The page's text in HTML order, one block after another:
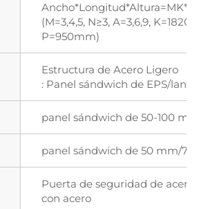
(M=3,4,5, N≥3, A=3,6,9,
P=950mm)
Estructura de Acero Ligero
: Panel sándwich de EPS/
panel sándwich de 50-100
panel sándwich de 50 mm/
Puerta de seguridad de
con acero